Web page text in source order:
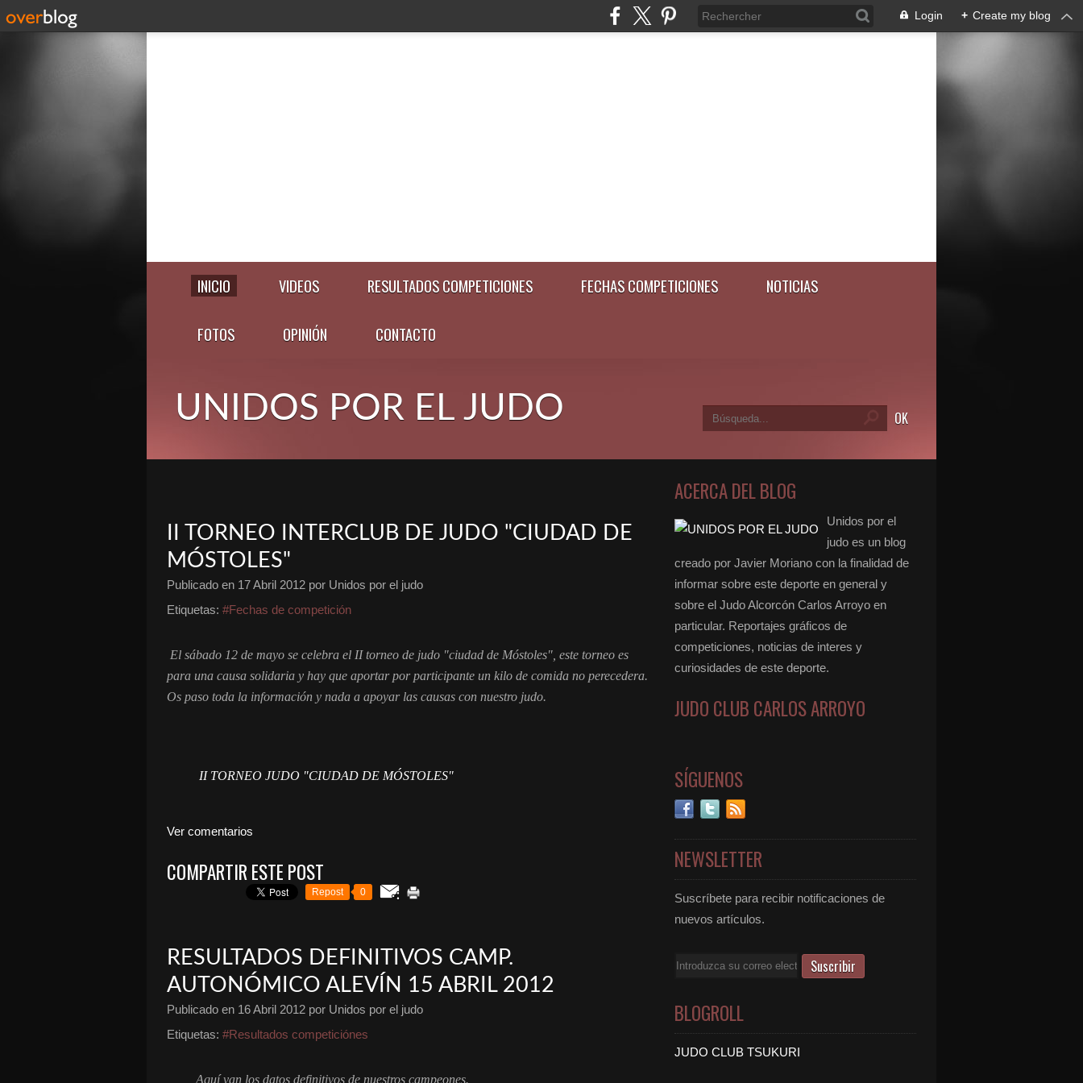
Login + Create my blog
INICIO VIDEOS RESULTADOS COMPETICIONES FECHAS COMPETICIONES NOTICIAS
FOTOS OPINIÓN CONTACTO
UNIDOS POR EL JUDO
II TORNEO INTERCLUB DE JUDO "CIUDAD DE
MÓSTOLES"
Publicado en 17 Abril 2012 por Unidos por el judo
Etiquetas: #Fechas de competición
El sábado 12 de mayo se celebra el II torneo de judo "ciudad de Móstoles", este torneo es
para una causa solidaria y hay que aportar por participante un kilo de comida no perecedera.
Os paso toda la información y nada a apoyar las causas con nuestro judo.
II TORNEO JUDO "CIUDAD DE MÓSTOLES"
Ver comentarios
COMPARTIR ESTE POST
Repost 0
RESULTADOS DEFINITIVOS CAMP.
AUTONÓMICO ALEVÍN 15 ABRIL 2012
Publicado en 16 Abril 2012 por Unidos por el judo
Etiquetas: #Resultados competiciónes
Aquí van los datos definitivos de nuestros campeones.
ACERCA DEL BLOG
Unidos por el
judo es un blog
creado por Javier Moriano con la finalidad de
informar sobre este deporte en general y
sobre el Judo Alcorcón Carlos Arroyo en
particular. Reportajes gráficos de
competiciones, noticias de interes y
curiosidades de este deporte.
JUDO CLUB CARLOS ARROYO
SÍGUENOS
NEWSLETTER
Suscríbete para recibir notificaciones de
nuevos artículos.
Email
BLOGROLL
JUDO CLUB TSUKURI